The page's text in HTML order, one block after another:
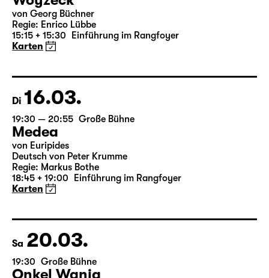
von Georg Büchner
Regie: Enrico Lübbe
15:15 + 15:30
Einführung im Rangfoyer
Karten
Di 16.03.
19:30 — 20:55 Große Bühne
Medea
von Euripides
Deutsch von Peter Krumme
Regie: Markus Bothe
18:45 + 19:00
Einführung im Rangfoyer
Karten
Sa 20.03.
19:30 Große Bühne
Onkel Wanja